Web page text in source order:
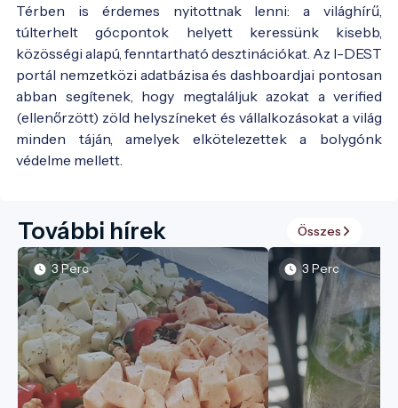
Térben is érdemes nyitottnak lenni: a világhírű,
túlterhelt gócpontok helyett keressünk kisebb,
közösségi alapú, fenntartható desztinációkat. Az I-DEST
portál nemzetközi adatbázisa és dashboardjai pontosan
abban segítenek, hogy megtaláljuk azokat a verified
(ellenőrzött) zöld helyszíneket és vállalkozásokat a világ
minden táján, amelyek elkötelezettek a bolygónk
védelme mellett.
További hírek Összes
3 Perc 3 Perc